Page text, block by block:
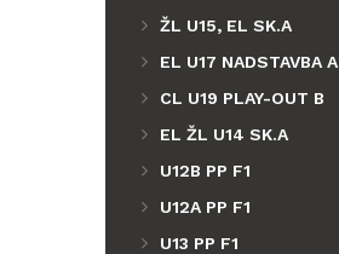
ŽL U15, EL SK.A
EL U17 NADSTAVBA A
CL U19 PLAY-OUT B
EL ŽL U14 SK.A
U12B PP F1
U12A PP F1
U13 PP F1